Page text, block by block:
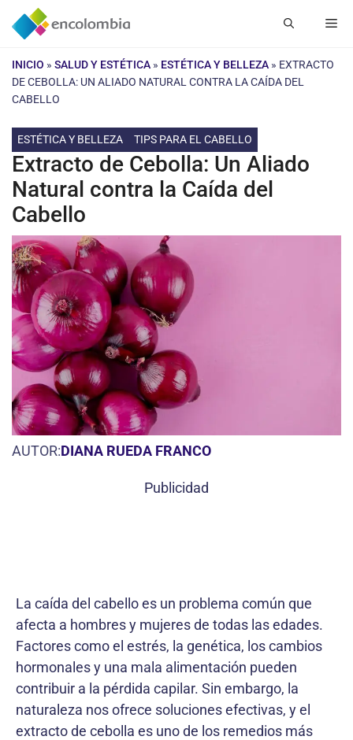
Saltar
INICIO » SALUD Y ESTÉTICA » ESTÉTICA Y BELLEZA » EXTRACTO
DE CEBOLLA: UN ALIADO NATURAL CONTRA LA CAÍDA DEL
CABELLO
ESTÉTICA Y BELLEZA TIPS PARA EL CABELLO
Extracto de Cebolla: Un Aliado
Natural contra la Caída del
Cabello
AUTOR:DIANA RUEDA FRANCO
Publicidad
La caída del cabello es un problema común que
afecta a hombres y mujeres de todas las edades.
Factores como el estrés, la genética, los cambios
hormonales y una mala alimentación pueden
contribuir a la pérdida capilar. Sin embargo, la
naturaleza nos ofrece soluciones efectivas, y el
extracto de cebolla es uno de los remedios más